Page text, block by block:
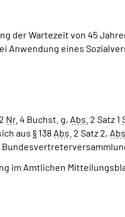
der Wartezeit von 45
eines
Nr. 4 Buchst. g, Abs. 2 Satz 1
aus § 138 Abs. 2 Satz 2, Abs.
im Amtlichen